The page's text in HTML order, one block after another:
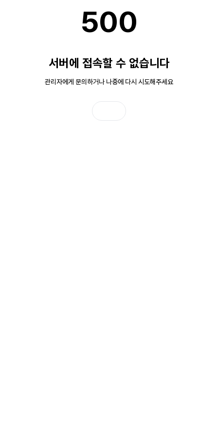
500
서버에 접속할 수 없습니다
관리자에게 문의하거나 나중에 다시 시도해주세요